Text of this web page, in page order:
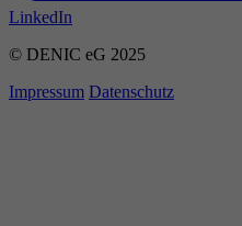
LinkedIn
© DENIC eG 2025
Impressum Datenschutz